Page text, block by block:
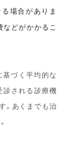
場合がありま
どがかかるこ
基づく平均的な
診される診療機
。あくまでも治